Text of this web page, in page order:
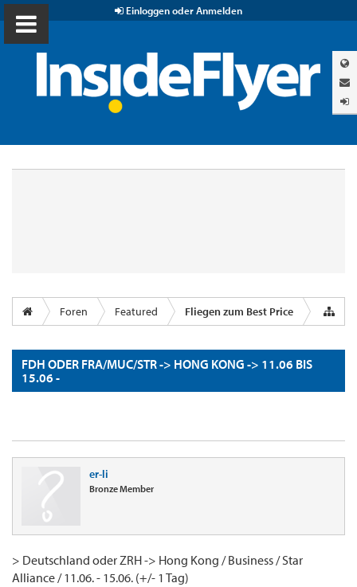
Einloggen oder Anmelden
Foren Featured Fliegen zum Best Price
FDH ODER FRA/MUC/STR -> HONG KONG -> 11.06 BIS
15.06 -
er-li
Bronze Member
> Deutschland oder ZRH -> Hong Kong / Business / Star
Alliance / 11.06. - 15.06. (+/- 1 Tag)